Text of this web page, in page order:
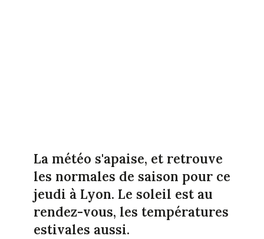
La météo s'apaise, et retrouve
les normales de saison pour ce
jeudi à Lyon. Le soleil est au
rendez-vous, les températures
estivales aussi.